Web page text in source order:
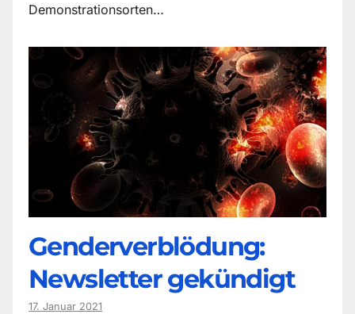
Demonstrationsorten…
Genderverblödung:
Newsletter gekündigt
17. Januar 2021